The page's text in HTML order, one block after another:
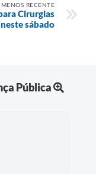
RECENTE
Cirurgias
sábado
Pública